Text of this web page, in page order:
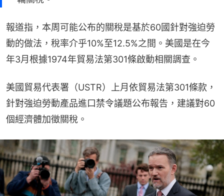
報道指，本周可能公布的關稅是基於60國針對強迫勞
動的做法，稅率介乎10%至12.5%之間。美國是在今
年3月根據1974年貿易法第301條啟動相關調查。
美國貿易代表署（USTR）上月依貿易法第301條款，
針對強迫勞動產品進口禁令議題公布報告，建議對60
個經濟體加徵關稅。